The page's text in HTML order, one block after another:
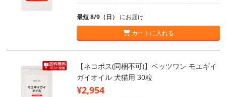
最短 8/9（日） にお届け
カートに入れる
【ネコポス(同梱不可)】ベッツワン モエギイ
ガイオイル 犬猫用 30粒
¥2,954